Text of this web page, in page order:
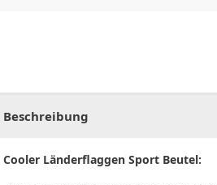
Beschreibung
Cooler Länderflaggen Sport Beutel: